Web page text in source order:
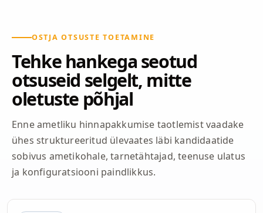
OSTJA OTSUSTE TOETAMINE
Tehke hankega seotud
otsuseid selgelt, mitte
oletuste põhjal
Enne ametliku hinnapakkumise taotlemist vaadake
ühes struktureeritud ülevaates läbi kandidaatide
sobivus ametikohale, tarnetähtajad, teenuse ulatus
ja konfiguratsiooni paindlikkus.